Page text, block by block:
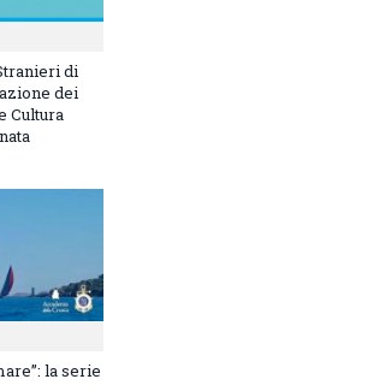
di
dei
Cultura
la serie